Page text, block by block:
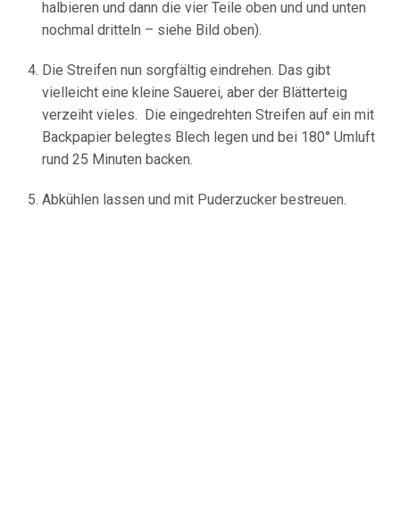
halbieren und dann die vier Teile oben und und unten
nochmal dritteln – siehe Bild oben).
Die Streifen nun sorgfältig eindrehen. Das gibt
vielleicht eine kleine Sauerei, aber der Blätterteig
verzeiht vieles. Die eingedrehten Streifen auf ein mit
Backpapier belegtes Blech legen und bei 180° Umluft
rund 25 Minuten backen.
Abkühlen lassen und mit Puderzucker bestreuen.